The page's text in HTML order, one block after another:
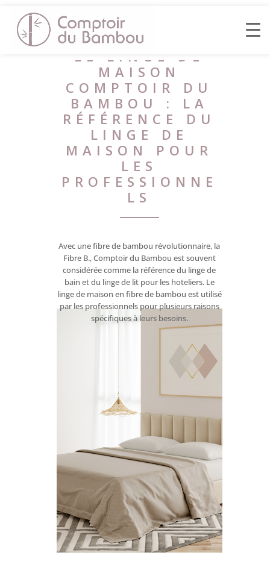
LE LINGE DE
MAISON
COMPTOIR DU
BAMBOU : LA
RÉFÉRENCE DU
LINGE DE
MAISON POUR
LES
PROFESSIONNE
LS
Avec une fibre de bambou révolutionnaire, la
Fibre B., Comptoir du Bambou est souvent
considérée comme la référence du linge de
bain et du linge de lit pour les hoteliers. Le
linge de maison en fibre de bambou est utilisé
par les professionnels pour plusieurs raisons
spécifiques à leurs besoins.